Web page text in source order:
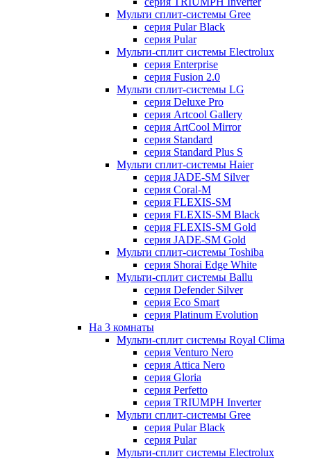
Мульти сплит-системы Gree
серия Pular Black
серия Pular
Мульти-сплит системы Electrolux
серия Enterprise
серия Fusion 2.0
Мульти сплит-системы LG
серия Deluxe Pro
серия Artcool Gallery
серия ArtCool Mirror
серия Standard
серия Standard Plus S
Мульти сплит-системы Haier
серия JADE-SM Silver
серия Coral-M
серия FLEXIS-SM
серия FLEXIS-SM Black
серия FLEXIS-SM Gold
серия JADE-SM Gold
Мульти сплит-системы Toshiba
серия Shorai Edge White
Мульти-сплит системы Ballu
серия Defender Silver
серия Eco Smart
серия Platinum Evolution
На 3 комнаты
Мульти-сплит системы Royal Clima
серия Venturo Nero
серия Attica Nero
серия Gloria
серия Perfetto
серия TRIUMPH Inverter
Мульти сплит-системы Gree
серия Pular Black
серия Pular
Мульти-сплит системы Electrolux